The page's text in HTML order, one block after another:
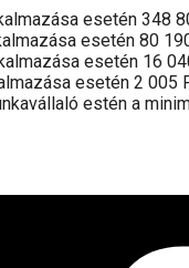
esetén 348
esetén 80
esetén 16
esetén 2 005
estén a